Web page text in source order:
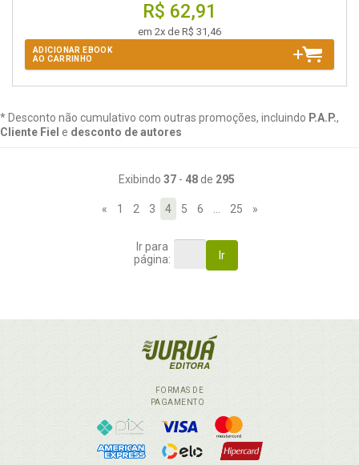
R$ 62,91
em 2x de R$ 31,46
ADICIONAR EBOOK
AO CARRINHO
* Desconto não cumulativo com outras promoções, incluindo P.A.P.,
Cliente Fiel e desconto de autores
Exibindo 37- 48de 295
« 1 2 3 4 5 6 25 »
Ir para
página:
Ir
FORMAS DE
PAGAMENTO